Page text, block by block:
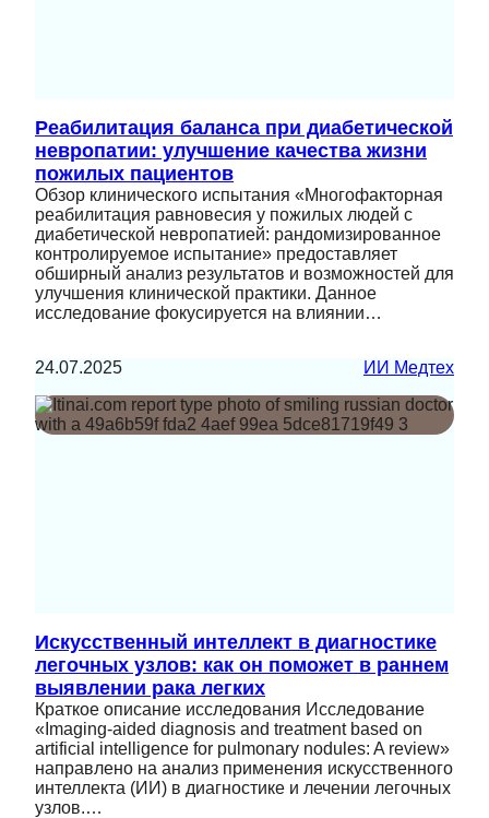
Реабилитация баланса при диабетической
невропатии: улучшение качества жизни
пожилых пациентов
Обзор клинического испытания «Многофакторная
реабилитация равновесия у пожилых людей с
диабетической невропатией: рандомизированное
контролируемое испытание» предоставляет
обширный анализ результатов и возможностей для
улучшения клинической практики. Данное
исследование фокусируется на влиянии…
24.07.2025 ИИ Медтех
Искусственный интеллект в диагностике
легочных узлов: как он поможет в раннем
выявлении рака легких
Краткое описание исследования Исследование
«Imaging-aided diagnosis and treatment based on
artificial intelligence for pulmonary nodules: A review»
направлено на анализ применения искусственного
интеллекта (ИИ) в диагностике и лечении легочных
узлов.…